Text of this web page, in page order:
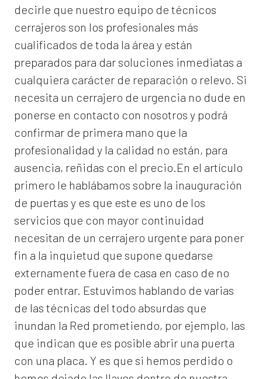
decirle que nuestro equipo de técnicos
cerrajeros son los profesionales más
cualificados de toda la área y están
preparados para dar soluciones inmediatas a
cualquiera carácter de reparación o relevo. Si
necesita un cerrajero de urgencia no dude en
ponerse en contacto con nosotros y podrá
confirmar de primera mano que la
profesionalidad y la calidad no están, para
ausencia, reñidas con el precio.En el artículo
primero le hablábamos sobre la inauguración
de puertas y es que este es uno de los
servicios que con mayor continuidad
necesitan de un cerrajero urgente para poner
fin a la inquietud que supone quedarse
externamente fuera de casa en caso de no
poder entrar. Estuvimos hablando de varias
de las técnicas del todo absurdas que
inundan la Red prometiendo, por ejemplo, las
que indican que es posible abrir una puerta
con una placa. Y es que si hemos perdido o